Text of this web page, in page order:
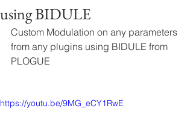
using BIDULE
Custom Modulation on any parameters
from any plugins using BIDULE from
PLOGUE
https://youtu.be/9MG_eCY1RwE